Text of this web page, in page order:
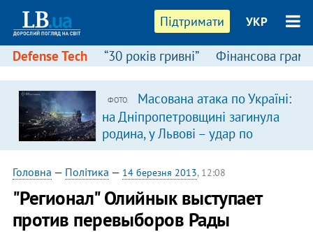
Підтримати УКР
Defense Tech “30 років гривні” Фінансова
ФОТО
Масована атака по Україні:
на Дніпропетровщині загинула
родина, у Львові – удар по
багатоповерхівках
(доповнюється)
Головна — Політика — 14 березня 2013, 12:08
"Регионал" Олийнык выступает
против перевыборов Рады